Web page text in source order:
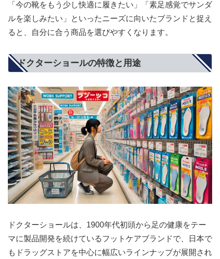
「今の靴をもう少し快適に履きたい」「素足感覚でサンダ
ルを楽しみたい」といったニーズに向いたブランドと捉え
ると、自分に合う商品を選びやすくなります。
ドクターショールの特徴と用途
ドクターショールは、1900年代初頭から足の健康をテー
マに製品開発を続けているフットケアブランドで、日本で
もドラッグストアを中心に幅広いラインナップが展開され